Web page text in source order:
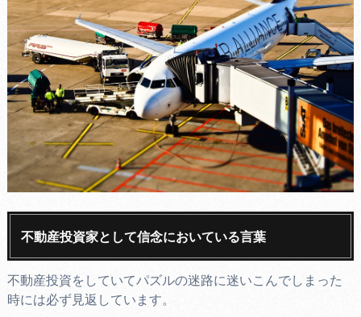
不動産投資家として信念においている言葉
不動産投資をしていてパズルの迷路に迷いこんでしまった
時には必ず見返しています。